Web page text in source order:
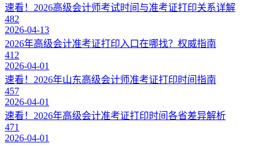
速看！2026高级会计师考试时间与准考证打印关系详解
482
2026-04-13
2026年高级会计准考证打印入口在哪找？权威指南
412
2026-04-01
速看！2026年山东高级会计师准考证打印时间指南
457
2026-04-01
速看！2026年高级会计准考证打印时间各省差异解析
471
2026-04-01